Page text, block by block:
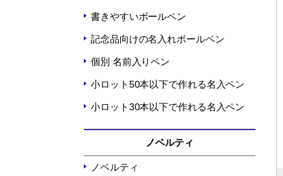
書きやすいボールペン
記念品向けの名入れボールペン
個別 名前入りペン
小ロット50本以下で作れる名入ペン
小ロット30本以下で作れる名入ペン
ノベルティ
ノベルティ